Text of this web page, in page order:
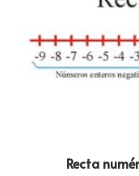
Recta